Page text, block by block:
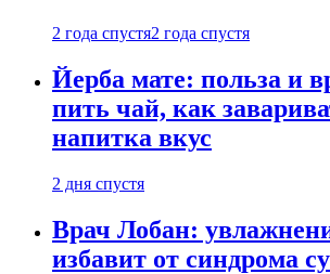
2 года спустя2 года спустя
Йерба мате: польза и
пить чай, как
напитка вкус
2 дня спустя
Врач Лобан:
избавит от синдрома